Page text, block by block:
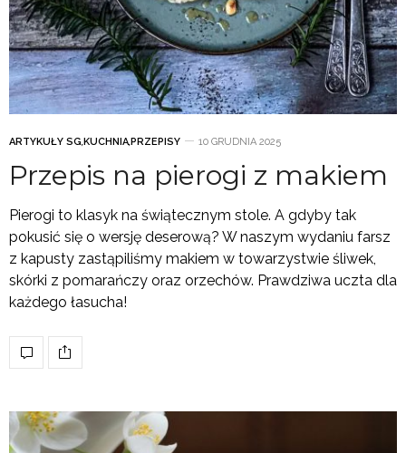
ARTYKUŁY SG KUCHNIAPRZEPISY 10 GRUDNIA 2025
Przepis na pierogi z makiem
Pierogi to klasyk na świątecznym stole. A gdyby tak
pokusić się o wersję deserową? W naszym wydaniu farsz
z kapusty zastąpiliśmy makiem w towarzystwie śliwek,
skórki z pomarańczy oraz orzechów. Prawdziwa uczta dla
każdego łasucha!